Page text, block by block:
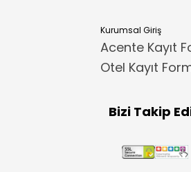
Kurumsal Giriş
Acente Kayıt
Otel Kayıt
Bizi Takip